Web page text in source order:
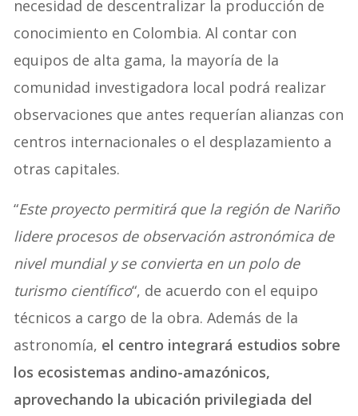
necesidad de descentralizar la producción de
conocimiento en Colombia. Al contar con
equipos de alta gama, la mayoría de la
comunidad investigadora local podrá realizar
observaciones que antes requerían alianzas con
centros internacionales o el desplazamiento a
otras capitales.
“Este proyecto permitirá que la región de Nariño
lidere procesos de observación astronómica de
nivel mundial y se convierta en un polo de
turismo científico“, de acuerdo con el equipo
técnicos a cargo de la obra. Además de la
astronomía, el centro integrará estudios sobre
los ecosistemas andino-amazónicos,
aprovechando la ubicación privilegiada del